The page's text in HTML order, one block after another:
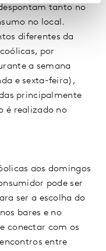
tanto no
no local.
diferentes da
por
a semana
e sexta-feira),
principalmente
é realizado no
aos domingos
pode ser
ser a escolha do
bares e no
conectar com os
entre